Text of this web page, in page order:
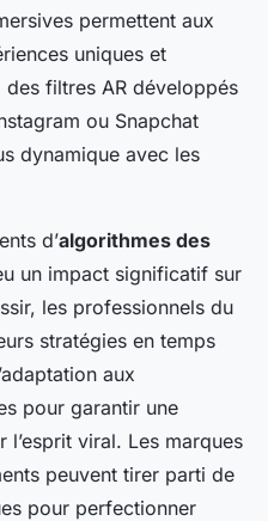
permettent aux
uniques et
filtres AR développés
ou Snapchat
dynamique avec les
d’algorithmes des
un impact significatif sur
les professionnels du
stratégies en temps
aux
pour garantir une
viral. Les marques
peuvent tirer parti de
pour perfectionner